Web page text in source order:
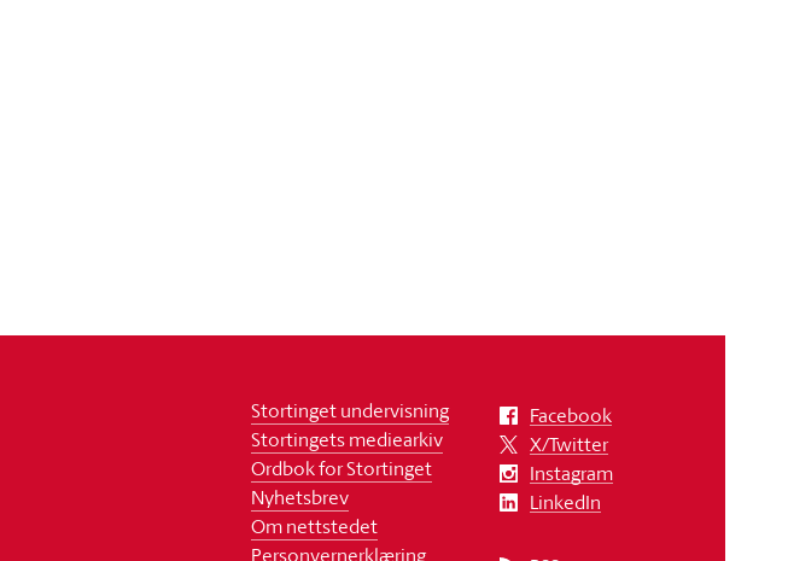
Stortinget undervisning
Stortingets mediearkiv
Ordbok for Stortinget
Nyhetsbrev
Om nettstedet
Personvernerklæring
Facebook
X/Twitter
Instagram
LinkedIn